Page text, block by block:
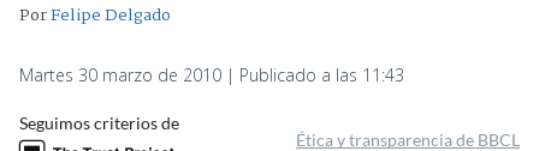
PorFelipe Delgado
Martes 30 marzo de 2010 | Publicado a las 11:43
Seguimos criterios de
Ética y transparencia de BBCL